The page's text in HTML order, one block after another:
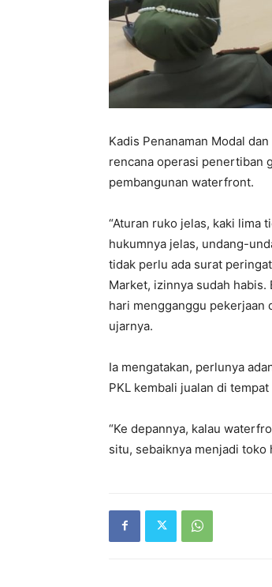
Kadis Penanaman Modal
rencana operasi penertiban
pembangunan waterfront.
“Aturan ruko jelas, kaki lima
hukumnya jelas, undang-
tidak perlu ada surat
Market, izinnya sudah
hari mengganggu pekerjaan
ujarnya.
Ia mengatakan, perlunya
PKL kembali jualan di
“Ke depannya, kalau
situ, sebaiknya menjadi